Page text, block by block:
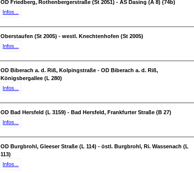
OD Friedberg, Rothenbergerstraße (St 2051) - AS Dasing (A 8) (74b)
Infos...
Oberstaufen (St 2005) - westl. Knechtenhofen (St 2005)
Infos...
OD Biberach a. d. Riß, Kolpingstraße - OD Biberach a. d. Riß,
Königsbergallee (L 280)
Infos...
OD Bad Hersfeld (L 3159) - Bad Hersfeld, Frankfurter Straße (B 27)
Infos...
OD Burgbrohl, Gleeser Straße (L 114) - östl. Burgbrohl, Ri. Wassenach (L
113)
Infos...